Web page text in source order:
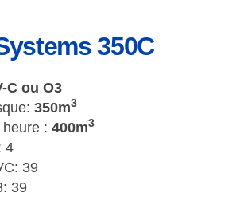
350C
C ou O3
350m3
: 400m3
4
39
39